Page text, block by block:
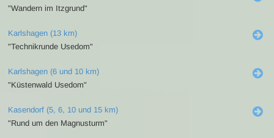
"Wandern im Itzgrund"
Karlshagen (13 km)
"Technikrunde Usedom"
Karlshagen (6 und 10 km)
"Küstenwald Usedom"
Kasendorf (5, 6, 10 und 15 km)
"Rund um den Magnusturm"